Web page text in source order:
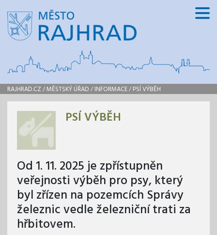
RAJHRAD.CZ /MĚSTSKÝ ÚŘAD / INFORMACE/ PSÍ VÝBĚH
PSÍ VÝBĚH
Od 1. 11. 2025 je zpřístupněn
veřejnosti výběh pro psy, který
byl zřízen na pozemcích Správy
železnic vedle železniční trati za
hřbitovem.